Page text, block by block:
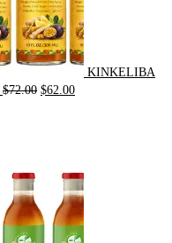
KINKELIBA
$72.00 Original
$62.00Current